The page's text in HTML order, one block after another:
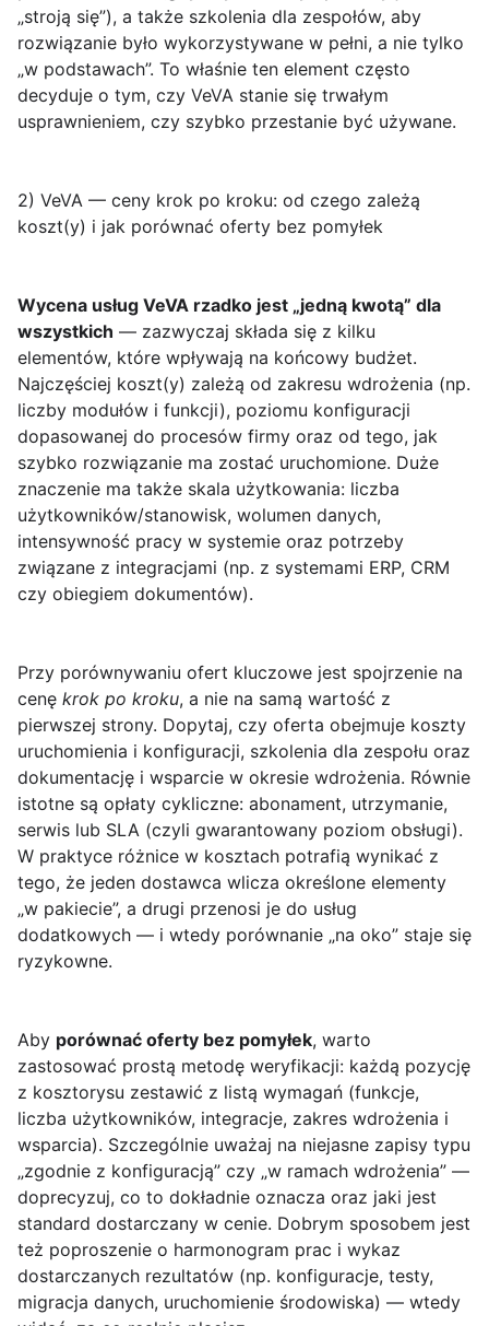
„stroją się”), a także szkolenia dla zespołów, aby
rozwiązanie było wykorzystywane w pełni, a nie tylko
„w podstawach”. To właśnie ten element często
decyduje o tym, czy VeVA stanie się trwałym
usprawnieniem, czy szybko przestanie być używane.
2) VeVA — ceny krok po kroku: od czego zależą
koszt(y) i jak porównać oferty bez pomyłek
Wycena usług VeVA rzadko jest „jedną kwotą” dla
wszystkich — zazwyczaj składa się z kilku
elementów, które wpływają na końcowy budżet.
Najczęściej koszt(y) zależą od zakresu wdrożenia (np.
liczby modułów i funkcji), poziomu konfiguracji
dopasowanej do procesów firmy oraz od tego, jak
szybko rozwiązanie ma zostać uruchomione. Duże
znaczenie ma także skala użytkowania: liczba
użytkowników/stanowisk, wolumen danych,
intensywność pracy w systemie oraz potrzeby
związane z integracjami (np. z systemami ERP, CRM
czy obiegiem dokumentów).
Przy porównywaniu ofert kluczowe jest spojrzenie na
cenę krok po kroku, a nie na samą wartość z
pierwszej strony. Dopytaj, czy oferta obejmuje koszty
uruchomienia i konfiguracji, szkolenia dla zespołu oraz
dokumentację i wsparcie w okresie wdrożenia. Równie
istotne są opłaty cykliczne: abonament, utrzymanie,
serwis lub SLA (czyli gwarantowany poziom obsługi).
W praktyce różnice w kosztach potrafią wynikać z
tego, że jeden dostawca wlicza określone elementy
„w pakiecie”, a drugi przenosi je do usług
dodatkowych — i wtedy porównanie „na oko” staje się
ryzykowne.
Aby porównać oferty bez pomyłek, warto
zastosować prostą metodę weryfikacji: każdą pozycję
z kosztorysu zestawić z listą wymagań (funkcje,
liczba użytkowników, integracje, zakres wdrożenia i
wsparcia). Szczególnie uważaj na niejasne zapisy typu
„zgodnie z konfiguracją” czy „w ramach wdrożenia” —
doprecyzuj, co to dokładnie oznacza oraz jaki jest
standard dostarczany w cenie. Dobrym sposobem jest
też poproszenie o harmonogram prac i wykaz
dostarczanych rezultatów (np. konfiguracje, testy,
migracja danych, uruchomienie środowiska) — wtedy